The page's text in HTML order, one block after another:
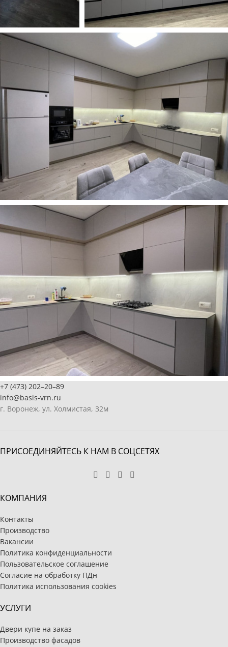
+7 (473) 202–20–89
info@basis-vrn.ru
г. Воронеж, ул. Холмистая, 32м
ПРИСОЕДИНЯЙТЕСЬ К НАМ В СОЦСЕТЯХ
КОМПАНИЯ
Контакты
Производство
Вакансии
Политика конфиденциальности
Пользовательское соглашение
Согласие на обработку ПДн
Политика использования cookies
УСЛУГИ
Двери купе на заказ
Производство фасадов